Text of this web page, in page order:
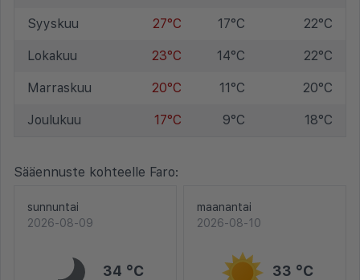
Syyskuu 27°C 17°C 22°C
Lokakuu 23°C 14°C 22°C
Marraskuu 20°C 11°C 20°C
Joulukuu 17°C 9°C 18°C
Sääennuste kohteelle Faro:
sunnuntai
2026-08-09
34 °C
maanantai
2026-08-10
33 °C